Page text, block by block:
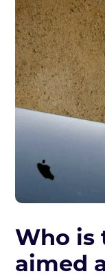
Who is
aimed